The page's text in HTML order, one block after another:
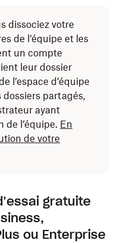
dissociez votre
de l’équipe et les
un compte
leur dossier
l’espace d’équipe
partagés,
ayant
de l’équipe. En
de votre
gratuite
ou Enterprise